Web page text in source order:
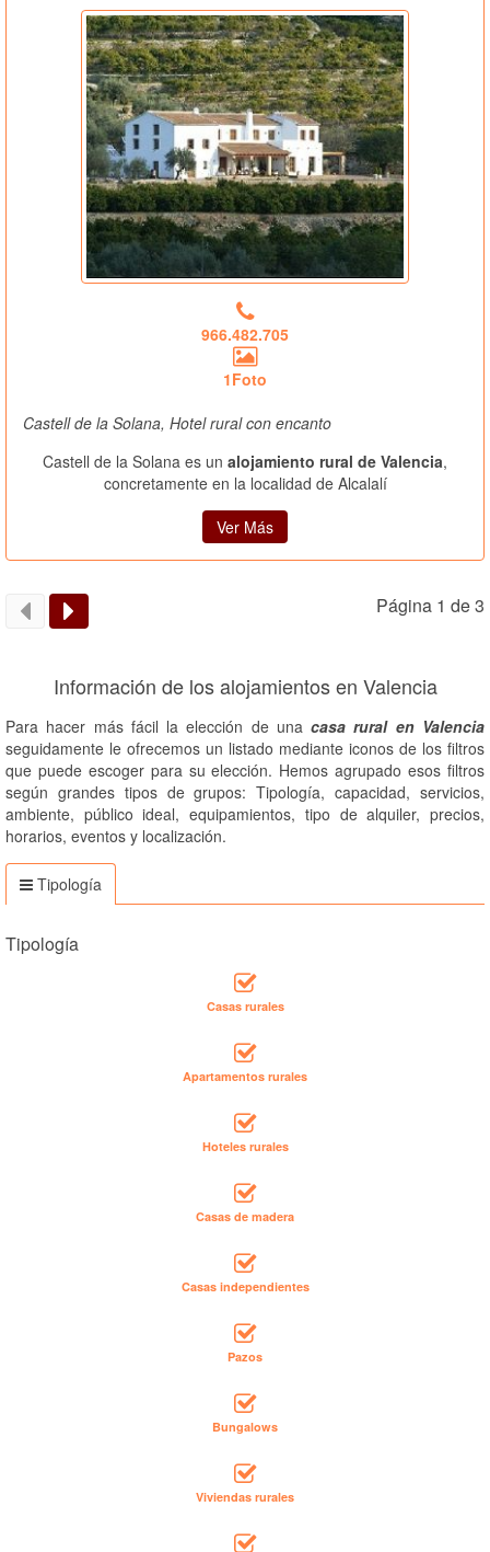
966.482.705
1Foto
Castell de la Solana, Hotel rural con encanto
Castell de la Solana es un alojamiento rural de Valencia,
concretamente en la localidad de Alcalalí
Ver Más
Página 1 de 3
Información de los alojamientos en Valencia
Para hacer más fácil la elección de unacasa rural en Valencia
seguidamente le ofrecemos un listado mediante iconos de los filtros
que puede escoger para su elección. Hemos agrupado esos filtros
según grandes tipos de grupos: Tipología, capacidad, servicios,
ambiente, público ideal, equipamientos, tipo de alquiler, precios,
horarios, eventos y localización.
Tipología
Tipología
Casas rurales
Apartamentos rurales
Hoteles rurales
Casas de madera
Casas independientes
Pazos
Bungalows
Viviendas rurales